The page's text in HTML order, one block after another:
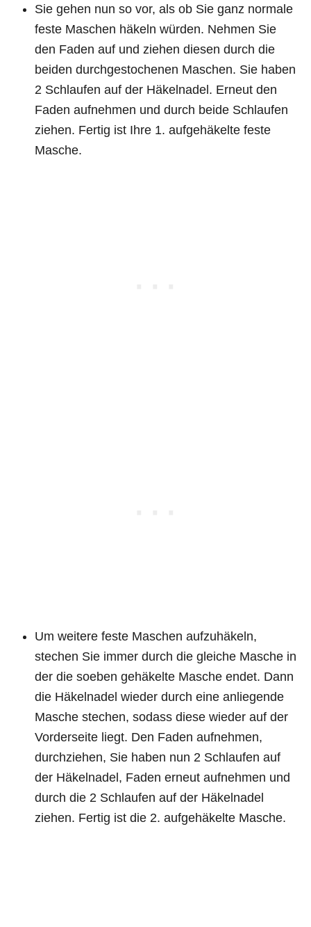
Sie gehen nun so vor, als ob Sie ganz normale
feste Maschen häkeln würden. Nehmen Sie
den Faden auf und ziehen diesen durch die
beiden durchgestochenen Maschen. Sie haben
2 Schlaufen auf der Häkelnadel. Erneut den
Faden aufnehmen und durch beide Schlaufen
ziehen. Fertig ist Ihre 1. aufgehäkelte feste
Masche.
Um weitere feste Maschen aufzuhäkeln,
stechen Sie immer durch die gleiche Masche in
der die soeben gehäkelte Masche endet. Dann
die Häkelnadel wieder durch eine anliegende
Masche stechen, sodass diese wieder auf der
Vorderseite liegt. Den Faden aufnehmen,
durchziehen, Sie haben nun 2 Schlaufen auf
der Häkelnadel, Faden erneut aufnehmen und
durch die 2 Schlaufen auf der Häkelnadel
ziehen. Fertig ist die 2. aufgehäkelte Masche.